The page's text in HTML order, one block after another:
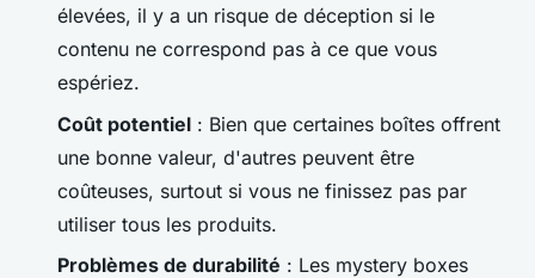
élevées, il y a un risque de déception si le
contenu ne correspond pas à ce que vous
espériez.
Coût potentiel : Bien que certaines boîtes offrent
une bonne valeur, d'autres peuvent être
coûteuses, surtout si vous ne finissez pas par
utiliser tous les produits.
Problèmes de durabilité : Les mystery boxes